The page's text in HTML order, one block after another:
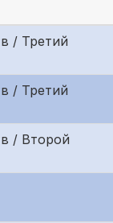
/ Третий
/ Третий
/ Второй